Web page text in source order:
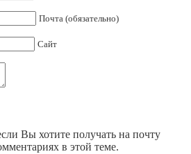
Почта (обязательно)
Сайт
Вы хотите получать на почту
в этой теме.